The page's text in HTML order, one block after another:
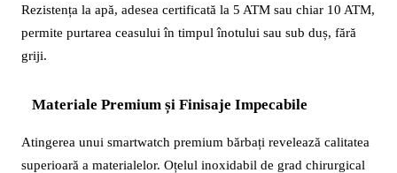
Rezistența la apă, adesea certificată la 5 ATM sau chiar 10 ATM,
permite purtarea ceasului în timpul înotului sau sub duș, fără
griji.
Materiale Premium și Finisaje Impecabile
Atingerea unui smartwatch premium bărbați revelează calitatea
superioară a materialelor. Oțelul inoxidabil de grad chirurgical